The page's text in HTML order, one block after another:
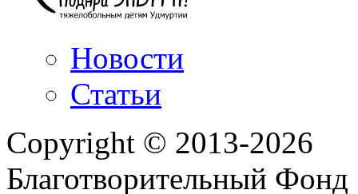
Новости
Статьи
Copyright © 2013-2026
Благотворительный